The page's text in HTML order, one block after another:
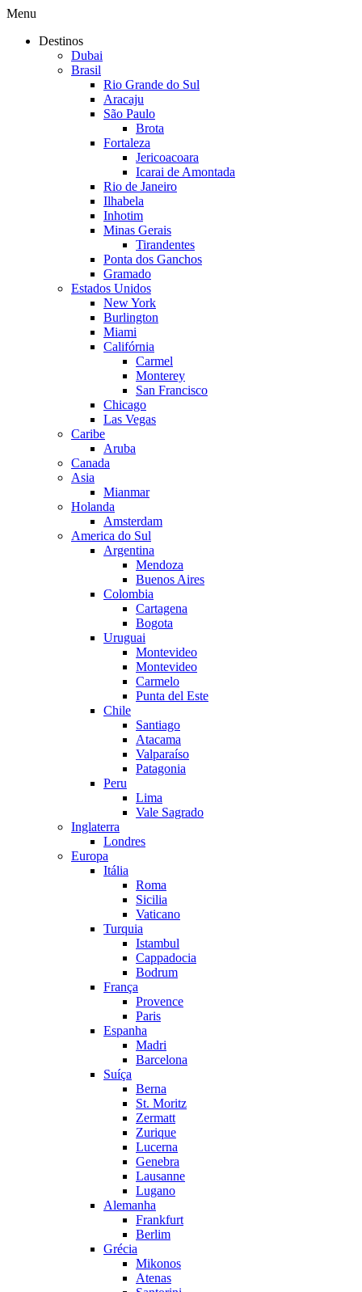
Menu
Destinos
Dubai
Brasil
Rio Grande do Sul
Aracaju
São Paulo
Brota
Fortaleza
Jericoacoara
Icarai de Amontada
Rio de Janeiro
Ilhabela
Inhotim
Minas Gerais
Tirandentes
Ponta dos Ganchos
Gramado
Estados Unidos
New York
Burlington
Miami
Califórnia
Carmel
Monterey
San Francisco
Chicago
Las Vegas
Caribe
Aruba
Canada
Asia
Mianmar
Holanda
Amsterdam
America do Sul
Argentina
Mendoza
Buenos Aires
Colombia
Cartagena
Bogota
Uruguai
Montevideo
Montevideo
Carmelo
Punta del Este
Chile
Santiago
Atacama
Valparaíso
Patagonia
Peru
Lima
Vale Sagrado
Inglaterra
Londres
Europa
Itália
Roma
Sicilia
Vaticano
Turquia
Istambul
Cappadocia
Bodrum
França
Provence
Paris
Espanha
Madri
Barcelona
Suíça
Berna
St. Moritz
Zermatt
Zurique
Lucerna
Genebra
Lausanne
Lugano
Alemanha
Frankfurt
Berlim
Grécia
Mikonos
Atenas